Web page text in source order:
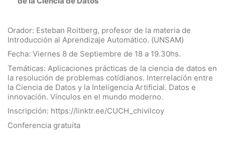
Orador: Esteban Roitberg, profesor de la materia de
Introducción al Aprendizaje Automático. (UNSAM)
Fecha: Viernes 8 de Septiembre de 18 a 19.30hs.
Temáticas: Aplicaciones prácticas de la ciencia de datos en
la resolución de problemas cotidianos. Interrelación entre
la Ciencia de Datos y la Inteligencia Artificial. Datos e
innovación. Vínculos en el mundo moderno.
Inscripción: https://linktr.ee/CUCH_chivilcoy
Conferencia gratuita